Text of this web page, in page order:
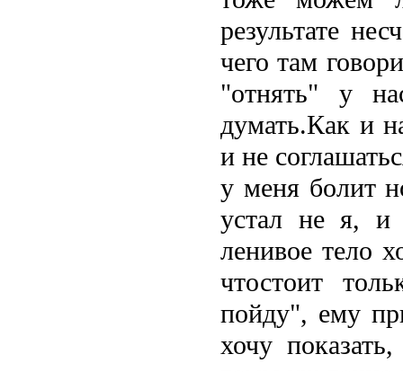
результате
чего там
"отнять" у
думать.Как и
и не
у меня болит
устал не я, и
ленивое тело
чтостоит
пойду", ему
хочу